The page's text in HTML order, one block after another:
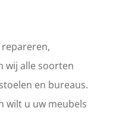
wij alle soorten
en bureaus.
wilt u uw meubels